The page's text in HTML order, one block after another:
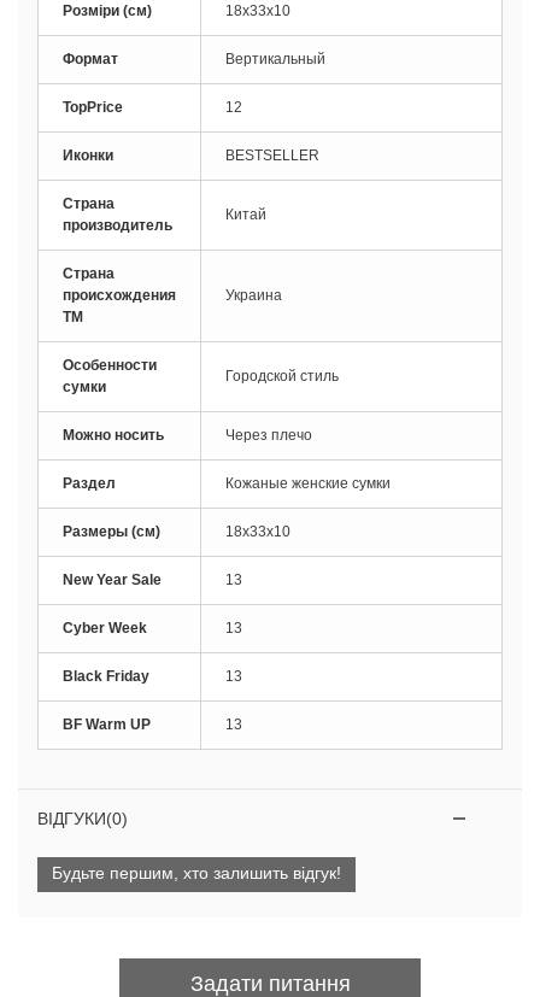
Розміри (см) 18х33х10
Формат Вертикальный
TopPrice 12
Иконки BESTSELLER
Страна
производитель
Китай
Страна
происхождения
ТМ
Украина
Особенности
сумки
Городской стиль
Можно носить Через плечо
Раздел Кожаные женские сумки
Размеры (см) 18х33х10
New Year Sale 13
Cyber Week 13
Black Friday 13
BF Warm UP 13
ВІДГУКИ(0)
Будьте першим, хто залишить відгук!
Задати питання